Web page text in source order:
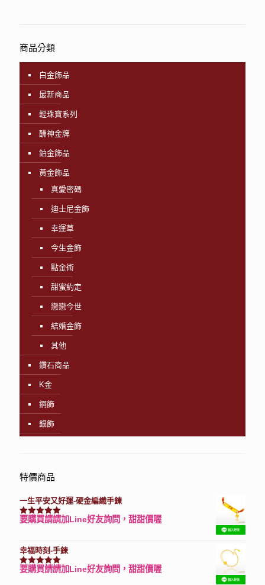
商品分類
白金飾品
最新商品
輕珠寶系列
酬神金牌
鉑金飾品
黃金飾品
真愛密碼
迪士尼金飾
幸運草
今生金飾
點金術
甜蜜約定
戀戀今世
結婚金飾
其他
鑽石商品
K金
鋼飾
銀飾
特價商品
一生平安又好運-硬金編織手鍊
評分7740滿分 5
要購買請請加Line好友詢問，甜甜價喔
幸福時刻-手鍊
評分3150滿分 5
要購買請請加Line好友詢問，甜甜價喔